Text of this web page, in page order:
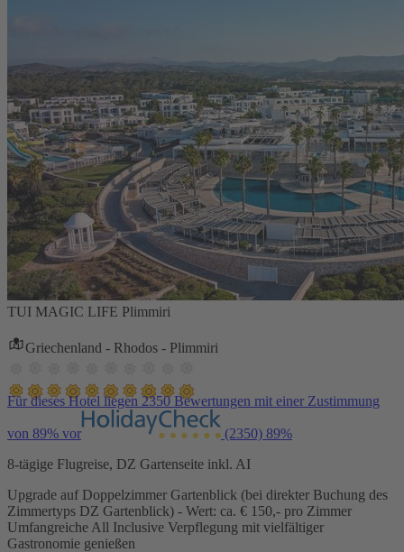
TUI MAGIC LIFE Plimmiri
Griechenland - Rhodos - Plimmiri
Für dieses Hotel liegen 2350 Bewertungen mit einer Zustimmung
von 89% vor (2350) 89%
8-tägige Flugreise, DZ Gartenseite inkl. AI
Upgrade auf Doppelzimmer Gartenblick (bei direkter Buchung des
Zimmertyps DZ Gartenblick) - Wert: ca. € 150,- pro Zimmer
Umfangreiche All Inclusive Verpflegung mit vielfältiger
Gastronomie genießen